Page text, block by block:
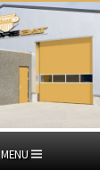
MENU